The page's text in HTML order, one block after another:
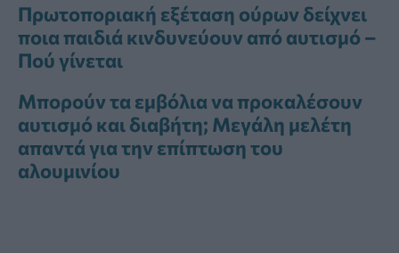
Πρωτοποριακή εξέταση ούρων δείχνει
ποια παιδιά κινδυνεύουν από αυτισμό –
Πού γίνεται
Μπορούν τα εμβόλια να προκαλέσουν
αυτισμό και διαβήτη; Μεγάλη μελέτη
απαντά για την επίπτωση του
αλουμινίου